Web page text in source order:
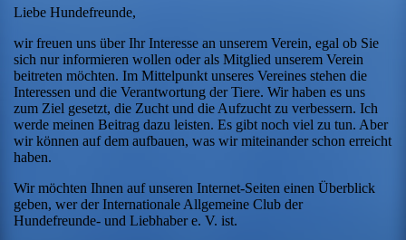
Liebe Hundefreunde,
wir freuen uns über Ihr Interesse an unserem Verein, egal ob Sie
sich nur informieren wollen oder als Mitglied unserem Verein
beitreten möchten. Im Mittelpunkt unseres Vereines stehen die
Interessen und die Verantwortung der Tiere. Wir haben es uns
zum Ziel gesetzt, die Zucht und die Aufzucht zu verbessern. Ich
werde meinen Beitrag dazu leisten. Es gibt noch viel zu tun. Aber
wir können auf dem aufbauen, was wir miteinander schon erreicht
haben.
Wir möchten Ihnen auf unseren Internet-Seiten einen Überblick
geben, wer der Internationale Allgemeine Club der
Hundefreunde- und Liebhaber e. V. ist.